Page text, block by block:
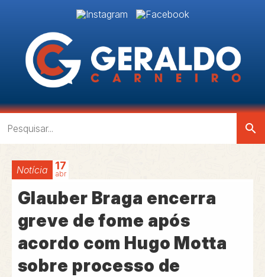
search
Notícia 17
abr
Glauber Braga encerra
greve de fome após
acordo com Hugo Motta
sobre processo de